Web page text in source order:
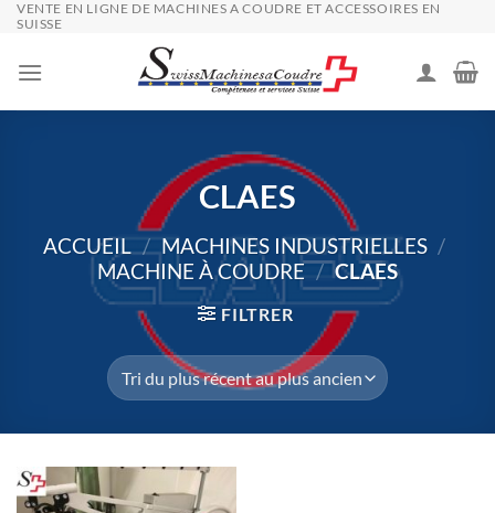
Passer
contenu
VENTE EN LIGNE DE MACHINES A COUDRE ET ACCESSOIRES EN
SUISSE
CLAES
ACCUEIL / MACHINES INDUSTRIELLES /
MACHINE À COUDRE / CLAES
FILTRER